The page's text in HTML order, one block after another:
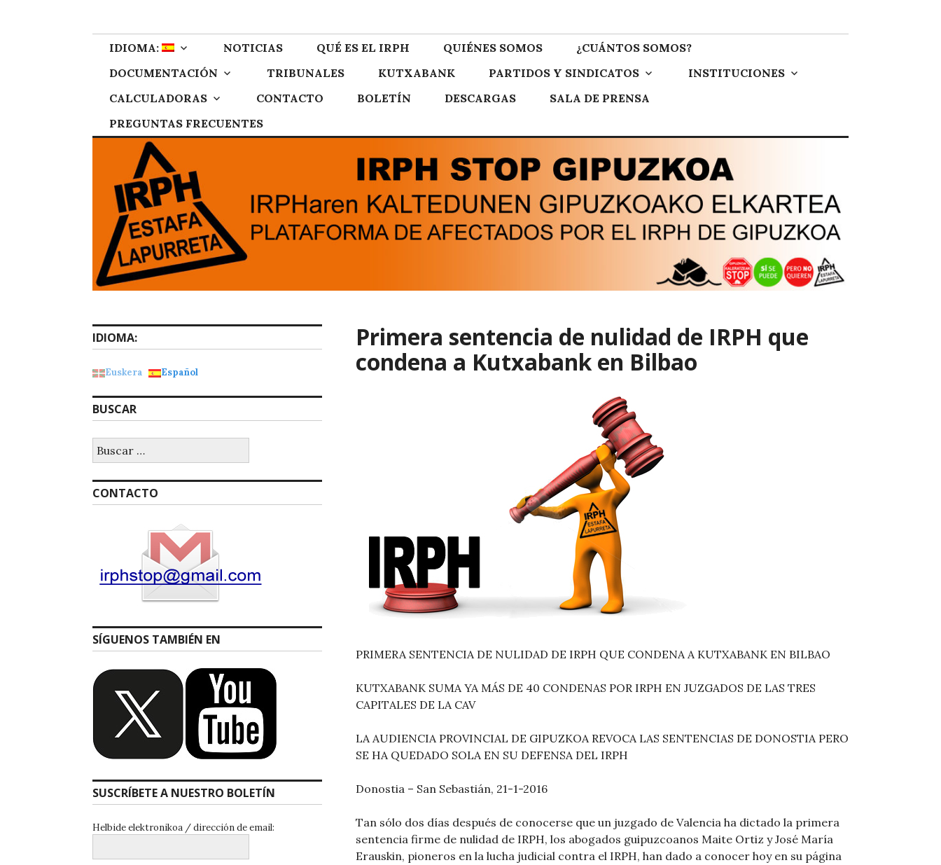
content
IRPH Stop Gipuzkoa
IDIOMA: NOTICIAS QUÉ ES EL IRPH QUIÉNES SOMOS
¿CUÁNTOS SOMOS?
DOCUMENTACIÓN
TRIBUNALES KUTXABANK PARTIDOS Y SINDICATOS
INSTITUCIONES
CALCULADORAS
CONTACTO BOLETÍN DESCARGAS
SALA DE PRENSA
PREGUNTAS FRECUENTES
Primera sentencia de nulidad de IRPH que
condena a Kutxabank en Bilbao
PRIMERA SENTENCIA DE NULIDAD DE IRPH QUE CONDENA A KUTXABANK EN BILBAO
KUTXABANK SUMA YA MÁS DE 40 CONDENAS POR IRPH EN JUZGADOS DE LAS TRES
CAPITALES DE LA CAV
LA AUDIENCIA PROVINCIAL DE GIPUZKOA REVOCA LAS SENTENCIAS DE DONOSTIA PERO
SE HA QUEDADO SOLA EN SU DEFENSA DEL IRPH
Donostia – San Sebastián, 21-1-2016
Tan sólo dos días después de conocerse que un juzgado de Valencia ha dictado la primera
sentencia firme de nulidad de IRPH, los abogados guipuzcoanos Maite Ortiz y José María
Erauskin, pioneros en la lucha judicial contra el IRPH, han dado a conocer hoy en su página
IDIOMA:
Euskera Español
BUSCAR
CONTACTO
SÍGUENOS TAMBIÉN EN
SUSCRÍBETE A NUESTRO BOLETÍN
Helbide elektronikoa / dirección de email: